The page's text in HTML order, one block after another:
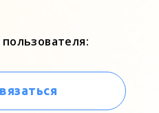
пользователя: